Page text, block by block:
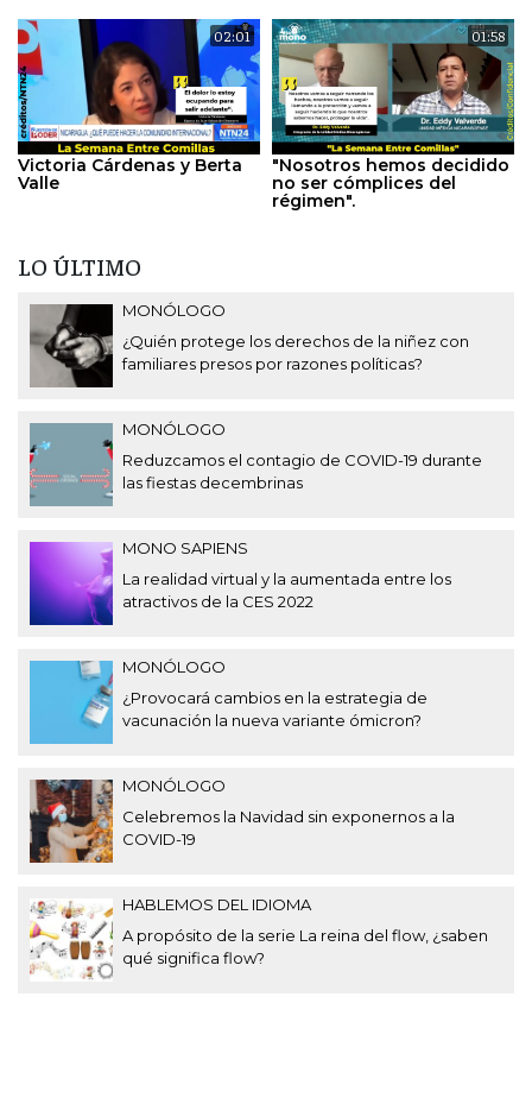
02:01
Victoria Cárdenas y Berta
Valle
01:58
"Nosotros hemos decidido
no ser cómplices del
régimen".
LO ÚLTIMO
MONÓLOGO
¿Quién protege los derechos de la niñez con
familiares presos por razones políticas?
MONÓLOGO
Reduzcamos el contagio de COVID-19 durante
las fiestas decembrinas
MONO SAPIENS
La realidad virtual y la aumentada entre los
atractivos de la CES 2022
MONÓLOGO
¿Provocará cambios en la estrategia de
vacunación la nueva variante ómicron?
MONÓLOGO
Celebremos la Navidad sin exponernos a la
COVID-19
HABLEMOS DEL IDIOMA
A propósito de la serie La reina del flow, ¿saben
qué significa flow?